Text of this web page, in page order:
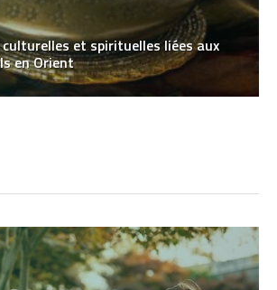
et spirituelles liées aux
en Orient